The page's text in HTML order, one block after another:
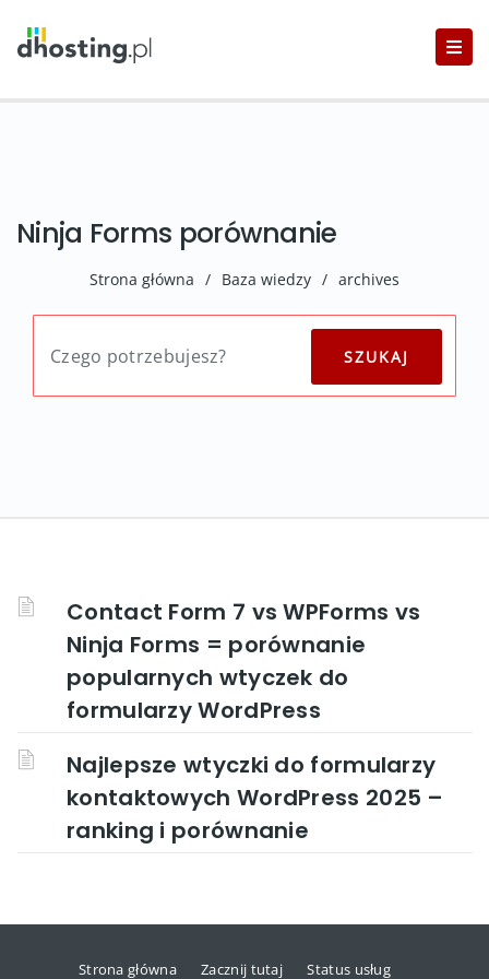
Ninja Forms porównanie
Strona główna / Baza wiedzy / archives
Contact Form 7 vs WPForms vs
Ninja Forms = porównanie
popularnych wtyczek do
formularzy WordPress
Najlepsze wtyczki do formularzy
kontaktowych WordPress 2025 –
ranking i porównanie
Strona główna Zacznij tutaj Status usług